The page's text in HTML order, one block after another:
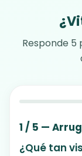
Responde
1 / 5 —
¿Qué tan